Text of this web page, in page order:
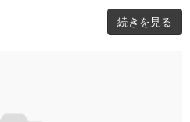
続きを見る